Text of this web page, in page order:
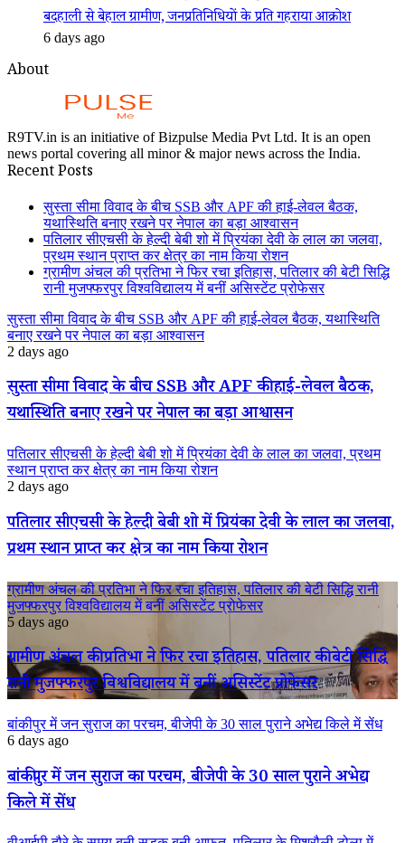
बदहाली से बेहाल ग्रामीण, जनप्रतिनिधियों के प्रति गहराया आक्रोश
6 days ago
About
R9TV.in is an initiative of Bizpulse Media Pvt Ltd. It is an open
news portal covering all minor & major news across the India.
Recent Posts
सुस्ता सीमा विवाद के बीच SSB और APF की हाई-लेवल बैठक,
यथास्थिति बनाए रखने पर नेपाल का बड़ा आश्वासन
पतिलार सीएचसी के हेल्दी बेबी शो में प्रियंका देवी के लाल का जलवा,
प्रथम स्थान प्राप्त कर क्षेत्र का नाम किया रोशन
ग्रामीण अंचल की प्रतिभा ने फिर रचा इतिहास, पतिलार की बेटी सिद्धि
रानी मुजफ्फरपुर विश्वविद्यालय में बनीं असिस्टेंट प्रोफेसर
सुस्ता सीमा विवाद के बीच SSB और APF की हाई-लेवल बैठक, यथास्थिति
बनाए रखने पर नेपाल का बड़ा आश्वासन
2 days ago
सुस्ता सीमा विवाद के बीच SSB और APF की हाई-लेवल बैठक,
यथास्थिति बनाए रखने पर नेपाल का बड़ा आश्वासन
पतिलार सीएचसी के हेल्दी बेबी शो में प्रियंका देवी के लाल का जलवा, प्रथम
स्थान प्राप्त कर क्षेत्र का नाम किया रोशन
2 days ago
पतिलार सीएचसी के हेल्दी बेबी शो में प्रियंका देवी के लाल का जलवा,
प्रथम स्थान प्राप्त कर क्षेत्र का नाम किया रोशन
ग्रामीण अंचल की प्रतिभा ने फिर रचा इतिहास, पतिलार की बेटी सिद्धि रानी
मुजफ्फरपुर विश्वविद्यालय में बनीं असिस्टेंट प्रोफेसर
5 days ago
ग्रामीण अंचल की प्रतिभा ने फिर रचा इतिहास, पतिलार की बेटी सिद्धि
रानी मुजफ्फरपुर विश्वविद्यालय में बनीं असिस्टेंट प्रोफेसर
बांकीपुर में जन सुराज का परचम, बीजेपी के 30 साल पुराने अभेद्य किले में सेंध
6 days ago
बांकीपुर में जन सुराज का परचम, बीजेपी के 30 साल पुराने अभेद्य
किले में सेंध